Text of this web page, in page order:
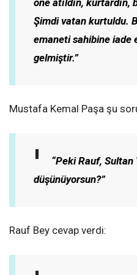
Şimdi vatan kurtuldu.
emaneti sahibine iade
gelmiştir.”
Mustafa Kemal Paşa şu
“Peki Rauf,
düşünüyorsun?”
Rauf Bey cevap verdi: